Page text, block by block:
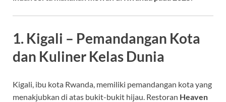
1. Kigali – Pemandangan Kota
dan Kuliner Kelas Dunia
Kigali, ibu kota Rwanda, memiliki pemandangan kota yang
menakjubkan di atas bukit-bukit hijau. Restoran Heaven